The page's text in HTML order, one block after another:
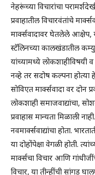
नेहरूंच्या विचारांचा
प्रवाहातील विचारवंतांचे
मार्क्सवादावर घेतलेले
स्टॅलिनच्या कालखंडातील
यांच्यामध्ये लोकशाहीविषयी
नव्हे तर सदोष कल्पना होत्या
सोविएत मार्क्सवादा वर दोन
लोकशाही समाजवाद्यांचा,
प्रवाहास मान्यता मिळाली
नवमार्क्सवाद्यांचा होता.
या दोहोंपेक्षा वेगळी होती.
मार्क्सचा विचार आणि
विचार, या तीन्हींची सांगड